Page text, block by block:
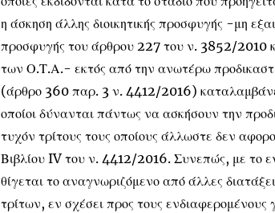
η άσκηση άλλης διοικητικής προσφυγής -μη
προσφυγής του άρθρου 227 του ν. 3852/2010
των Ο.Τ.Α.- εκτός από την ανωτέρω
(άρθρο 360 παρ. 3 ν. 4412/2016) καταλαμβάνει
οποίοι δύνανται πάντως να ασκήσουν την
τυχόν τρίτους τους οποίους άλλωστε δεν
Βιβλίου IV του ν. 4412/2016. Συνεπώς, με το
θίγεται το αναγνωριζόμενο από άλλες
τρίτων, εν σχέσει προς τους